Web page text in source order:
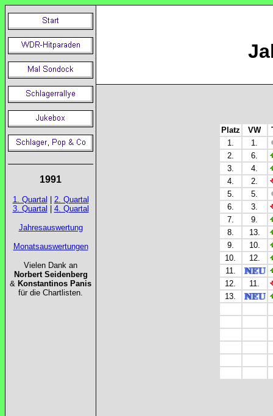
1991
1. Quartal
2. Quartal
3. Quartal
4. Quartal
Jahresauswertung
Monatsauswertungen
Vielen Dank an
Norbert Seidenberg
& Konstantinos Panis
für die Chartlisten.
Platz VW
1.
1.
2.
6.
3.
4.
4.
2.
5.
5.
6.
3.
7.
9.
8.
13.
9.
10.
10.
12.
11.
12.
11.
13.